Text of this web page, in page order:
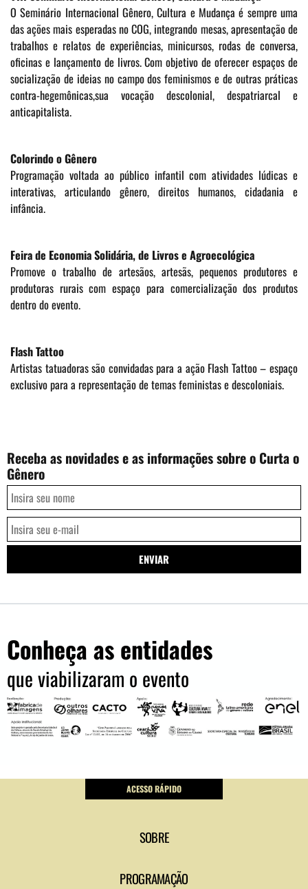
O Seminário Internacional Gênero, Cultura e Mudança é sempre uma
das ações mais esperadas no COG, integrando mesas, apresentação de
trabalhos e relatos de experiências, minicursos, rodas de conversa,
oficinas e lançamento de livros. Com objetivo de oferecer espaços de
socialização de ideias no campo dos feminismos e de outras práticas
contra-hegemônicas,sua vocação descolonial, despatriarcal e
anticapitalista.
Colorindo o Gênero
Programação voltada ao público infantil com atividades lúdicas e
interativas, articulando gênero, direitos humanos, cidadania e
infância.
Feira de Economia Solidária, de Livros e Agroecológica
Promove o trabalho de artesãos, artesãs, pequenos produtores e
produtoras rurais com espaço para comercialização dos produtos
dentro do evento.
Flash Tattoo
Artistas tatuadoras são convidadas para a ação Flash Tattoo – espaço
exclusivo para a representação de temas feministas e descoloniais.
Receba as novidades e as informações sobre o Curta o
Gênero
Conheça as entidades
que viabilizaram o evento
ACESSO RÁPIDO
SOBRE
PROGRAMAÇÃO